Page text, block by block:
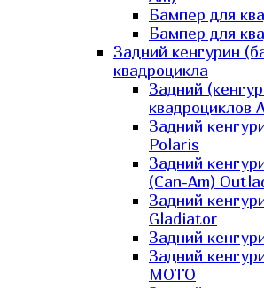
Бампер для
Бампер для
Задний кенгурин
квадроцикла
Задний
квадроциклов
Задний
Polaris
Задний
(Can-Am)
Задний
Gladiator
Задний
Задний
MOTO